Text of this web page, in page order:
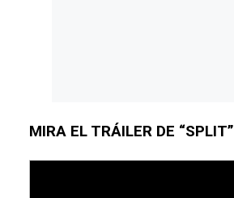
MIRA EL TRÁILER DE “SPLIT”